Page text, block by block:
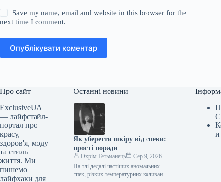
Save my name, email and website in this browser for the
next time I comment.
Опублікувати коментар
Про сайт
ExclusiveUA
— лайфстайл-
портал про
красу,
здоров'я, моду
та стиль
життя. Ми
пишемо
лайфхаки для
Останні новини
Як уберегти шкіру від спеки:
прості поради
Охрім Гетьманець
Сер 9, 2026
На тлі дедалі частіших аномальних
спек, різких температурних коливань
и